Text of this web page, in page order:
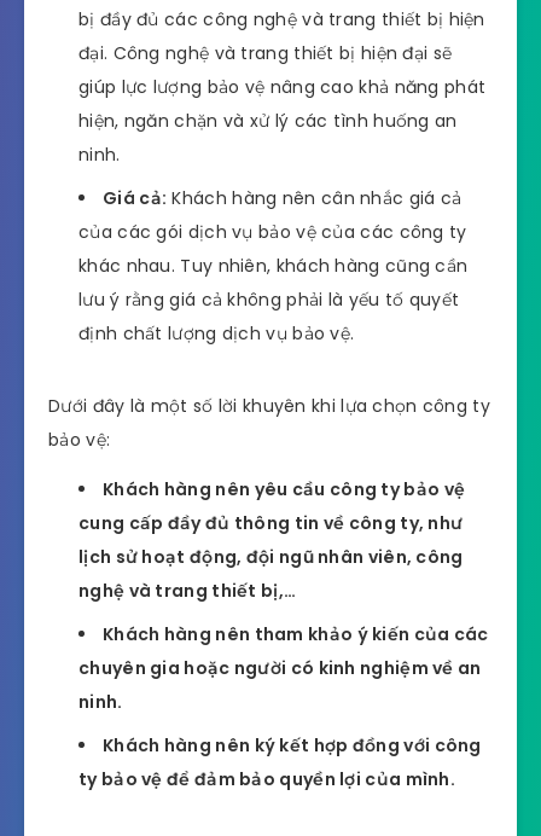
bị đầy đủ các công nghệ và trang thiết bị hiện
đại. Công nghệ và trang thiết bị hiện đại sẽ
giúp lực lượng bảo vệ nâng cao khả năng phát
hiện, ngăn chặn và xử lý các tình huống an
ninh.
Giá cả: Khách hàng nên cân nhắc giá cả
của các gói dịch vụ bảo vệ của các công ty
khác nhau. Tuy nhiên, khách hàng cũng cần
lưu ý rằng giá cả không phải là yếu tố quyết
định chất lượng dịch vụ bảo vệ.
Dưới đây là một số lời khuyên khi lựa chọn công ty
bảo vệ:
Khách hàng nên yêu cầu công ty bảo vệ
cung cấp đầy đủ thông tin về công ty, như
lịch sử hoạt động, đội ngũ nhân viên, công
nghệ và trang thiết bị,…
Khách hàng nên tham khảo ý kiến của các
chuyên gia hoặc người có kinh nghiệm về an
ninh.
Khách hàng nên ký kết hợp đồng với công
ty bảo vệ để đảm bảo quyền lợi của mình.